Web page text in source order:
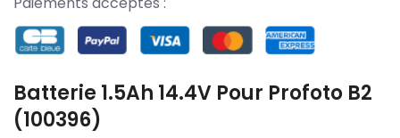
Batterie 1.5Ah 14.4V Pour Profoto B2
(100396)